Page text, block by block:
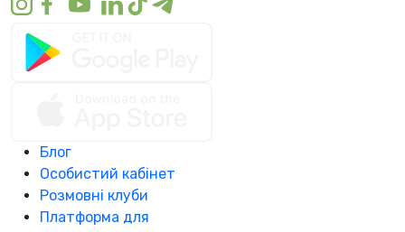
Блог
Особистий кабінет
Розмовні клуби
Платформа для